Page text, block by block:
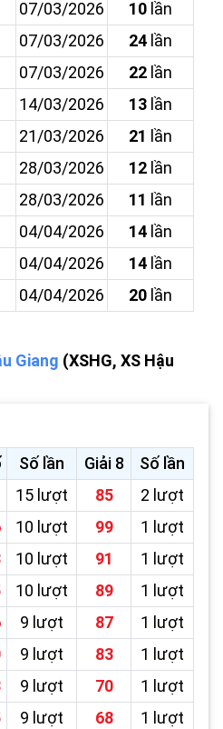
07/03/2026 10 lần
07/03/2026 24 lần
07/03/2026 22 lần
14/03/2026 13 lần
21/03/2026 21 lần
28/03/2026 12 lần
28/03/2026 11 lần
04/04/2026 14 lần
04/04/2026 14 lần
04/04/2026 20 lần
Giang (XSHG, XS Hậu
Số lần Giải 8
Số lần
15 lượt 85
2 lượt
10 lượt 99
1 lượt
10 lượt 91
1 lượt
10 lượt 89
1 lượt
9 lượt 87
1 lượt
9 lượt 83
1 lượt
9 lượt 70
1 lượt
9 lượt 68
1 lượt